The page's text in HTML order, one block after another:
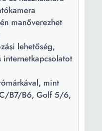
Autó kamera
AAC FLAC
MPEG4 APE
manőverezhet
lehetőség,
internetkapcsolatot
mint
B7/B6, Golf 5/6,